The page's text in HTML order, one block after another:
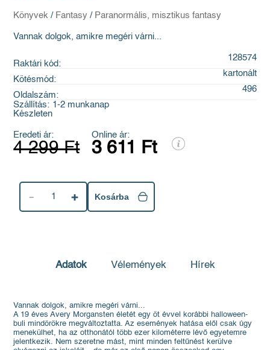
Könyvek / Fantasy / Paranormális, misztikus fantasy
Vannak dolgok, amikre megéri várni...
Raktári kód:
128574
Kötésmód:
kartonált
Oldalszám:
496
Szállítás: 1-2 munkanap
Készleten
Eredeti ár:
4 299 Ft
Online ár:
3 611 Ft
1 Kosárba
Adatok Vélemények Hírek
Vannak dolgok, amikre megéri várni...
A 19 éves Avery Morgansten életét egy öt évvel korábbi halloween-
buli mindörökre megváltoztatta. Az események hatása elől csak úgy
menekülhet, ha az otthonától több ezer kilométerre lévő egyetemre
jelentkezik. Nem szeretne mást, mint minden feltűnést kerülve